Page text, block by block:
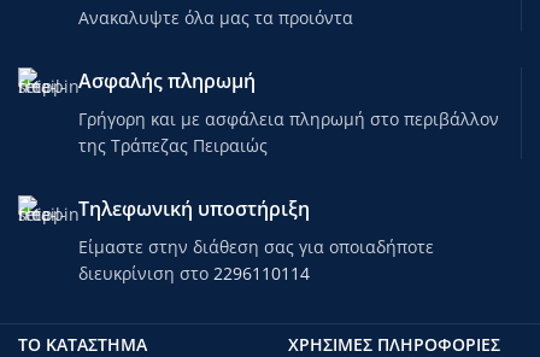
έναν από τον άλλο ή να τους
Ανακαλυψτε όλα μας τα προιόντα
Ασφαλής πληρωμή
Γρήγορη και με ασφάλεια πληρωμή στο περιβάλλον
της Τράπεζας Πειραιώς
Τηλεφωνική υποστήριξη
Είμαστε στην διάθεση σας για οποιαδήποτε
διευκρίνιση στο 2296110114
ΤΟ ΚΑΤΑΣΤΗΜΑ
ΧΡΗΣΙΜΕΣ ΠΛΗΡΟΦΟΡΙΕΣ